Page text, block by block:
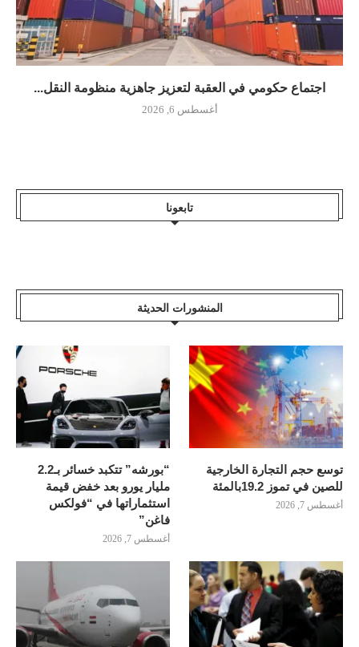
اجتماع حكومي في العقبة لتعزيز جاهزية منظومة النقل...
أغسطس 6, 2026
تابعونا
المنشورات الحديثة
توسع حجم التجارة الخارجية
للصين في تموز 19.2بالمئة
أغسطس 7, 2026
“بورشه” تتكبد خسائر بـ2.2
مليار يورو بعد خفض قيمة
استثماراتها في “فولكس
فاغن”
أغسطس 7, 2026